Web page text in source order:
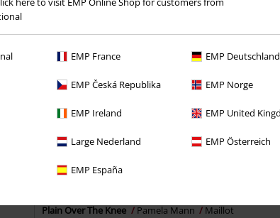
EMP France EMP Deutschland
EMP Česká Republika EMP Norge
EMP Ireland EMP United
Large Nederland EMP Österreich
EMP España
Plain Over The Knee Pamela Mann Maillot